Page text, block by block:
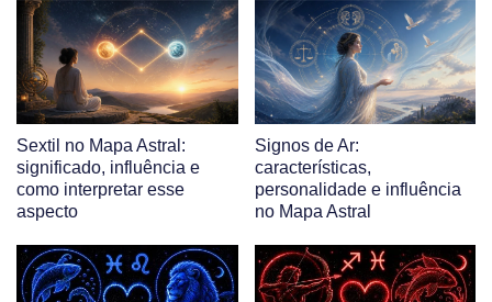
Sextil no Mapa Astral:
significado, influência e
como interpretar esse
aspecto
Signos de Ar:
características,
personalidade e influência
no Mapa Astral